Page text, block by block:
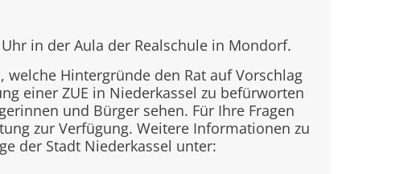
in der Aula der Realschule in Mondorf.
Hintergründe den Rat auf Vorschlag
einer ZUE in Niederkassel zu befürworten
und Bürger sehen. Für Ihre Fragen
zur Verfügung. Weitere Informationen zu
der Stadt Niederkassel unter: